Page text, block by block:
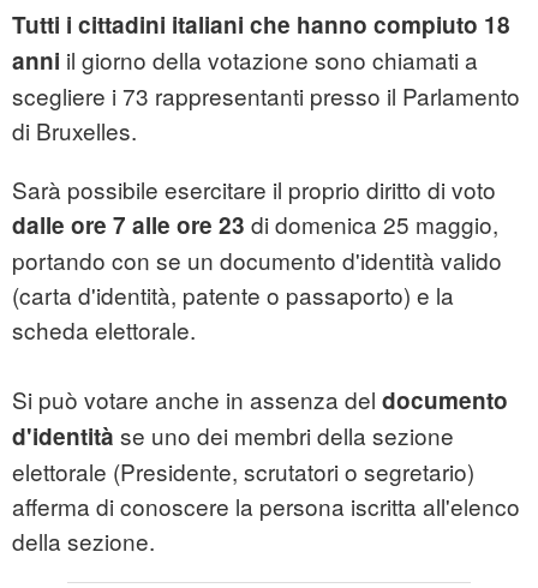
Tutti i cittadini italiani che hanno compiuto 18
anni il giorno della votazione sono chiamati a
scegliere i 73 rappresentanti presso il Parlamento
di Bruxelles.
Sarà possibile esercitare il proprio diritto di voto
dalle ore 7 alle ore 23 di domenica 25 maggio,
portando con se un documento d'identità valido
(carta d'identità, patente o passaporto) e la
scheda elettorale.
Si può votare anche in assenza del documento
d'identità se uno dei membri della sezione
elettorale (Presidente, scrutatori o segretario)
afferma di conoscere la persona iscritta all'elenco
della sezione.